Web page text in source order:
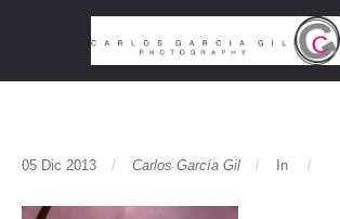
05 Dic 2013 Carlos García Gil In